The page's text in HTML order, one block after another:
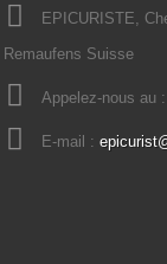
EPICURISTE,
Remaufens Suisse
Appelez-nous au :
E-mail :